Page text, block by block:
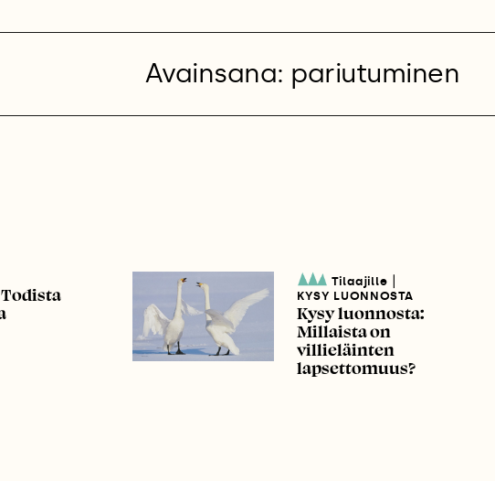
Avainsana: pariutuminen
Tilaajille
KYSY LUONNOSTA
Kysy luonnosta:
Millaista on
villieläinten
lapsettomuus?